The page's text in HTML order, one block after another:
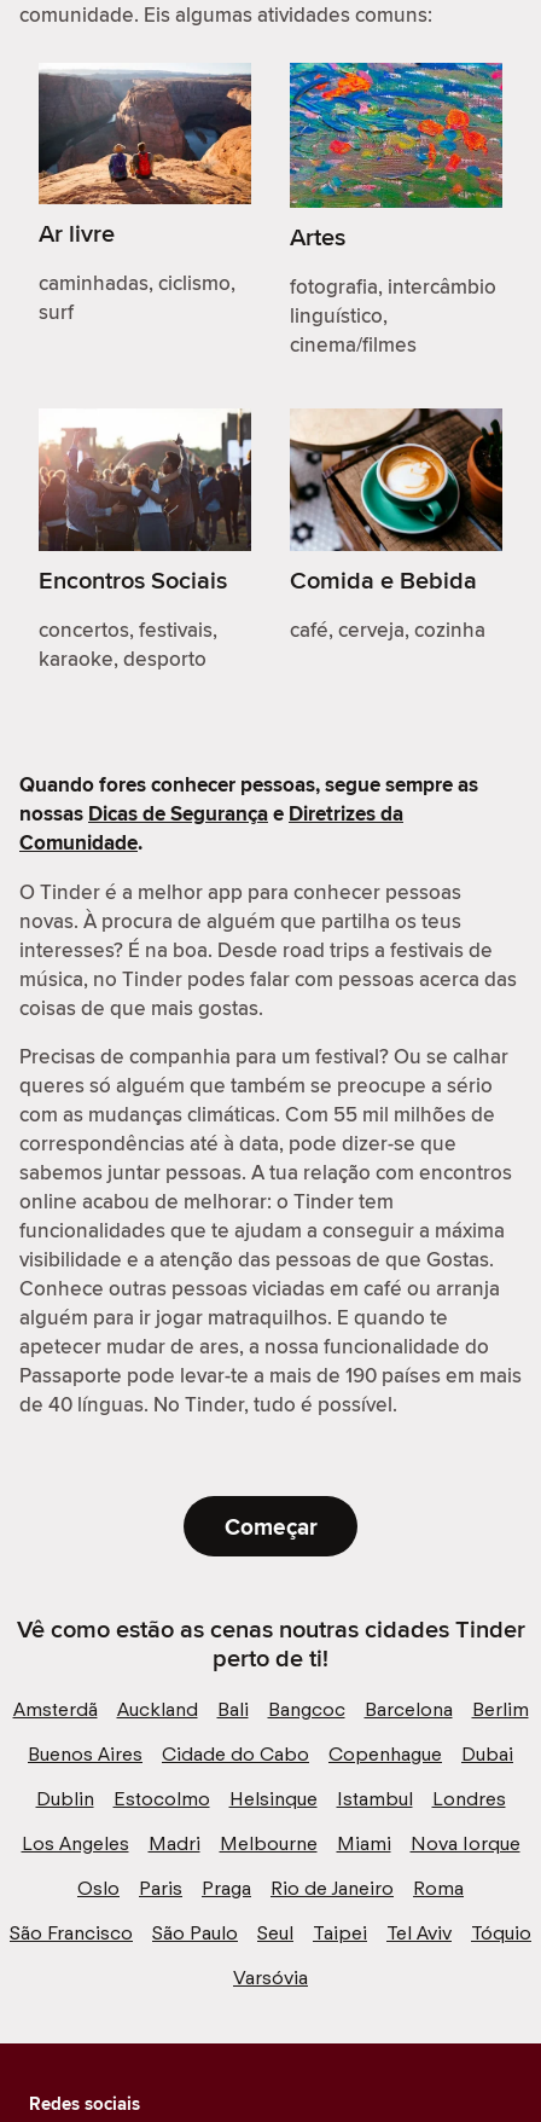
comunidade. Eis algumas atividades comuns:
Ar livre
caminhadas, ciclismo,
surf
Artes
fotografia, intercâmbio
linguístico,
cinema/filmes
Encontros Sociais
concertos, festivais,
karaoke, desporto
Comida e Bebida
café, cerveja, cozinha
Quando fores conhecer pessoas, segue sempre as
nossas Dicas de Segurançae Diretrizes da
Comunidade.
O Tinder é a melhor app para conhecer pessoas
novas. À procura de alguém que partilha os teus
interesses? É na boa. Desde road trips a festivais de
música, no Tinder podes falar com pessoas acerca das
coisas de que mais gostas.
Precisas de companhia para um festival? Ou se calhar
queres só alguém que também se preocupe a sério
com as mudanças climáticas. Com 55 mil milhões de
correspondências até à data, pode dizer-se que
sabemos juntar pessoas. A tua relação com encontros
online acabou de melhorar: o Tinder tem
funcionalidades que te ajudam a conseguir a máxima
visibilidade e a atenção das pessoas de que Gostas.
Conhece outras pessoas viciadas em café ou arranja
alguém para ir jogar matraquilhos. E quando te
apetecer mudar de ares, a nossa funcionalidade do
Passaporte pode levar-te a mais de 190 países em mais
de 40 línguas. No Tinder, tudo é possível.
Começar
Vê como estão as cenas noutras cidades Tinder
perto de ti!
Amsterdã Auckland Bali Bangcoc Barcelona
Berlim
Buenos Aires
Cidade do Cabo Copenhague
Dubai
Dublin
Estocolmo Helsinque Istambul
Londres
Los Angeles
Madri Melbourne Miami
Nova Iorque
Oslo
Paris Praga Rio de Janeiro
Roma
São Francisco
São Paulo Seul Taipei Tel Aviv
Tóquio
Varsóvia
Redes sociais